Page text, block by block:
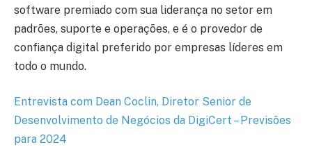
software premiado com sua liderança no setor em
padrões, suporte e operações, e é o provedor de
confiança digital preferido por empresas líderes em
todo o mundo.
Entrevista com Dean Coclin, Diretor Senior de
Desenvolvimento de Negócios da DigiCert – Previsões
para 2024